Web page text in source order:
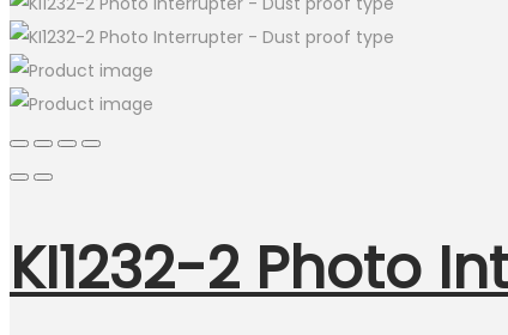
KI1232-2 Photo